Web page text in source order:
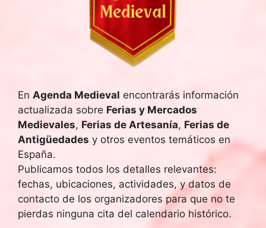
En Agenda Medieval encontrarás información
actualizada sobre Ferias y Mercados
Medievales, Ferias de Artesanía, Ferias de
Antigüedades y otros eventos temáticos en
España.
Publicamos todos los detalles relevantes:
fechas, ubicaciones, actividades, y datos de
contacto de los organizadores para que no te
pierdas ninguna cita del calendario histórico.